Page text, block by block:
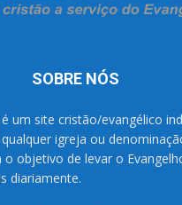
SOBRE NÓS
um site cristão/evangélico
igreja ou
objetivo de levar o
diariamente.